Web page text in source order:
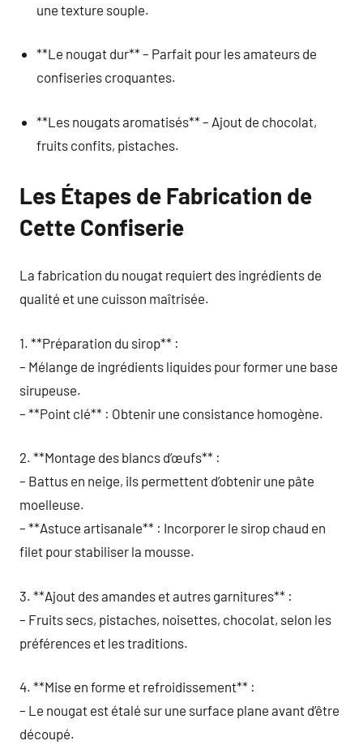
une texture souple.
**Le nougat dur** – Parfait pour les amateurs de
confiseries croquantes.
**Les nougats aromatisés** – Ajout de chocolat,
fruits confits, pistaches.
Les Étapes de Fabrication de
Cette Confiserie
La fabrication du nougat requiert des ingrédients de
qualité et une cuisson maîtrisée.
1. **Préparation du sirop** :
– Mélange de ingrédients liquides pour former une base
sirupeuse.
– **Point clé** : Obtenir une consistance homogène.
2. **Montage des blancs d’œufs** :
– Battus en neige, ils permettent d’obtenir une pâte
moelleuse.
– **Astuce artisanale** : Incorporer le sirop chaud en
filet pour stabiliser la mousse.
3. **Ajout des amandes et autres garnitures** :
– Fruits secs, pistaches, noisettes, chocolat, selon les
préférences et les traditions.
4. **Mise en forme et refroidissement** :
– Le nougat est étalé sur une surface plane avant d’être
découpé.